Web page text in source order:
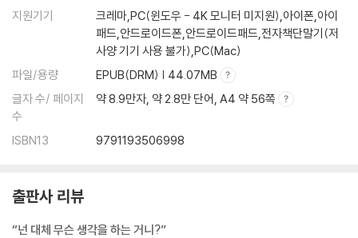
지원기기
크레마,PC(윈도우 - 4K 모니터 미지원),아이폰,아이
패드,안드로이드폰,안드로이드패드,전자책단말기(저
사양 기기 사용 불가),PC(Mac)
파일/용량
EPUB(DRM) | 44.07MB
글자 수/ 페이지
수
약 8.9만자, 약 2.8만 단어, A4 약 56쪽
ISBN13 9791193506998
출판사 리뷰
“넌 대체 무슨 생각을 하는 거니?”